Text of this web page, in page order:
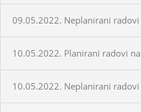
09.05.2022. Neplanirani
10.05.2022. Planirani radovi
10.05.2022. Neplanirani